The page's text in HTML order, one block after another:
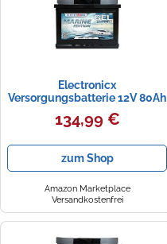
Electronicx
Versorgungsbatterie 12V 80Ah
Gel, 80 AH wartungsfrei &
versiegelt. Zyklenfest für
Gabelstapler. Maße
242×175×190mm. AGM-Ersatz,
langlebig, mit Pluspol rechts
134,99 €
zum Shop
Amazon Marketplace
Versandkostenfrei